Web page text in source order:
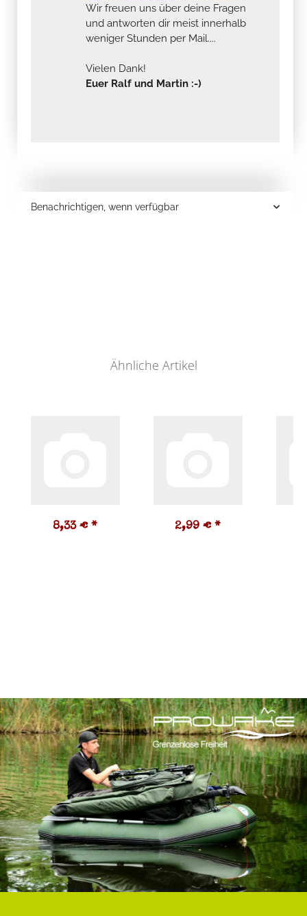
Wir freuen uns über deine Fragen
und antworten dir meist innerhalb
weniger Stunden per Mail....
Vielen Dank!
Euer Ralf und Martin :-)
Benachrichtigen, wenn verfügbar
Ähnliche Artikel
8,33 € * 2,99 € *